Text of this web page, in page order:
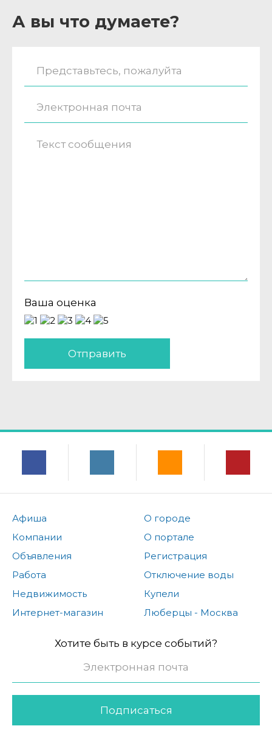
А вы что думаете?
Ваша оценка
Отправить
Афиша
Компании
Объявления
Работа
Недвижимость
Интернет-магазин
О городе
О портале
Регистрация
Отключение воды
Купели
Люберцы - Москва
Хотите быть в курсе событий?
Подписаться